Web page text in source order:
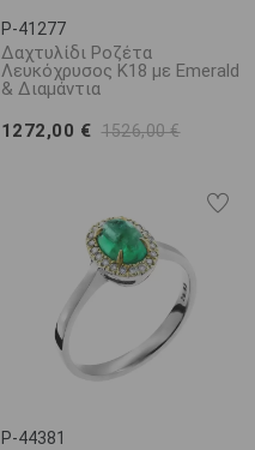
P-41277
Δαχτυλίδι Ροζέτα
Λευκόχρυσος Κ18 με Emerald
& Διαμάντια
1272,00 € 1526,00 €
P-44381